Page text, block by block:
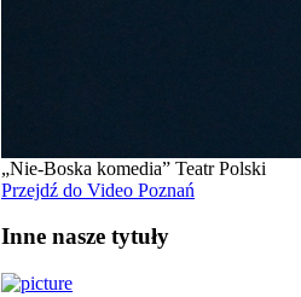
„Nie-Boska komedia” Teatr Polski
Przejdź do Video Poznań
Inne nasze tytuły